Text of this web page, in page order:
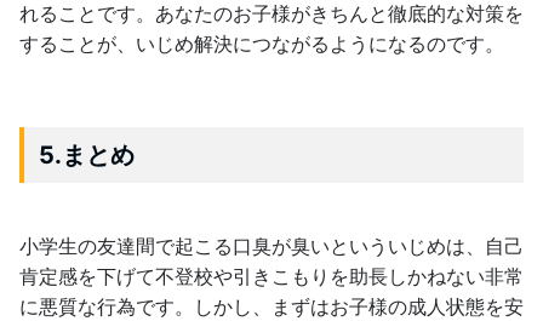
れることです。あなたのお子様がきちんと徹底的な対策を
することが、いじめ解決につながるようになるのです。
5.まとめ
小学生の友達間で起こる口臭が臭いといういじめは、自己
肯定感を下げて不登校や引きこもりを助長しかねない非常
に悪質な行為です。しかし、まずはお子様の成人状態を安